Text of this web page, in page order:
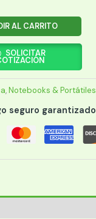
AL CARRITO
SOLICITAR
,Notebooks & Portátiles
seguro garantizado